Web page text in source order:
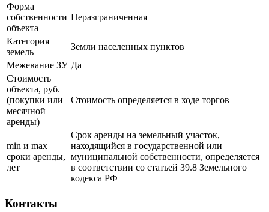
Форма
собственности
объекта
Неразграниченная
Категория
земель
Земли населенных пунктов
Межевание ЗУ Да
Стоимость
объекта, руб.
(покупки или
месячной
аренды)
Стоимость определяется в ходе торгов
min и max
сроки аренды,
лет
Срок аренды на земельный участок,
находящийся в государственной или
муниципальной собственности, определяется
в соответствии со статьей 39.8 Земельного
кодекса РФ
Контакты